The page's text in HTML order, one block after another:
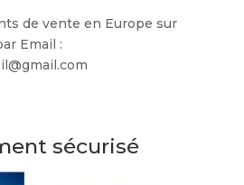
de vente en Europe sur
Email :
sécurisé